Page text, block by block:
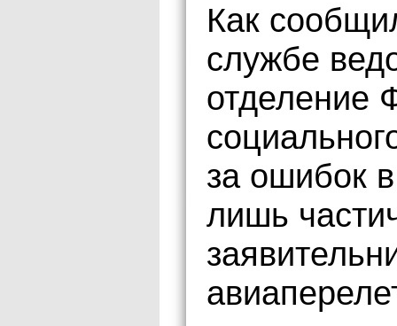
Как
службе
отделение
за ошибок
лишь